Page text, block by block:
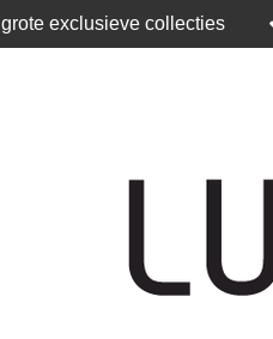
grote exclusieve collecties